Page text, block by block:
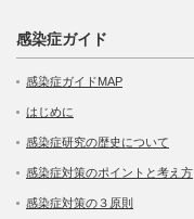
感染症ガイド
感染症ガイドMAP
はじめに
感染症研究の歴史について
感染症対策のポイントと考え方
感染症対策の３原則